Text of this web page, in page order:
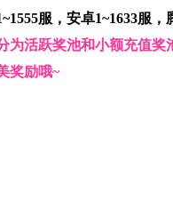
服，安卓1~1633服
为活跃奖池和小额充值奖
奖励哦~